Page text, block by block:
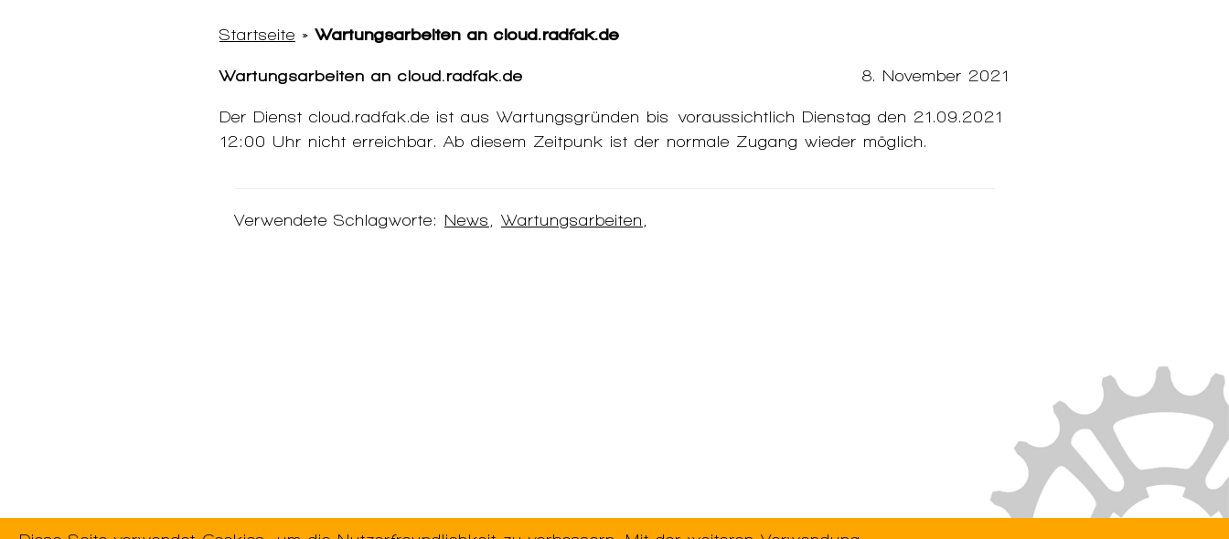
Startseite »Wartungsarbeiten an cloud.radfak.de
8. November 2021
Wartungsarbeiten an cloud.radfak.de
Der Dienst cloud.radfak.de ist aus Wartungsgründen bis voraussichtlich Dienstag den 21.09.2021
12:00 Uhr nicht erreichbar. Ab diesem Zeitpunk ist der normale Zugang wieder möglich.
Verwendete Schlagworte: News Wartungsarbeiten